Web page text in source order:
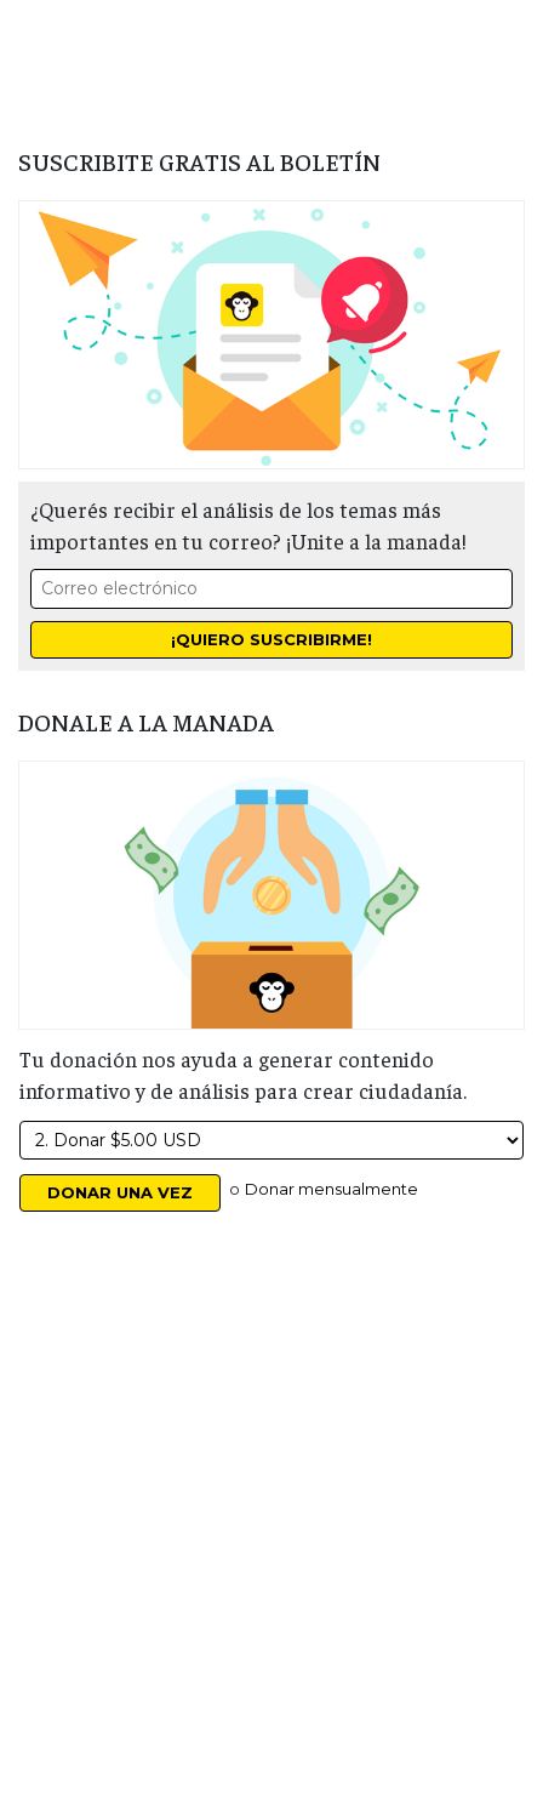
SUSCRIBITE GRATIS AL BOLETÍN
¿Querés recibir el análisis de los temas más
importantes en tu correo? ¡Unite a la manada!
DONALE A LA MANADA
Tu donación nos ayuda a generar contenido
informativo y de análisis para crear ciudadanía.
o Donar mensualmente